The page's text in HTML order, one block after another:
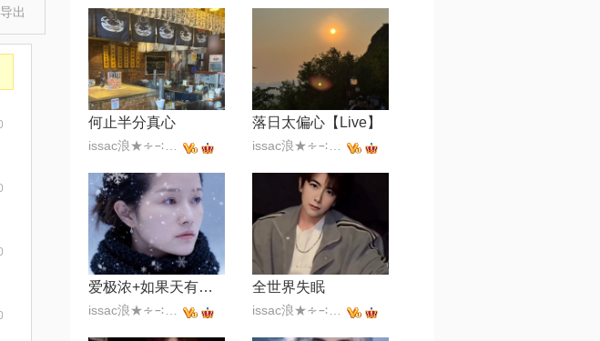
导出
何止半分真心 落日太偏心【Live】
爱极浓+如果天有情【華神音樂Live】 全世界失眠